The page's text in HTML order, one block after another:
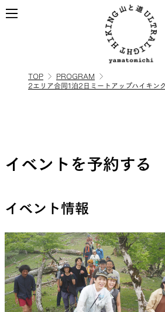
TOPS
山道具として考えられたクロー
ジング
機
ツ
TOP
PROGRAM
2エリア合同1泊2日ミートアップハイキン
イベントを予約する
イベント情報